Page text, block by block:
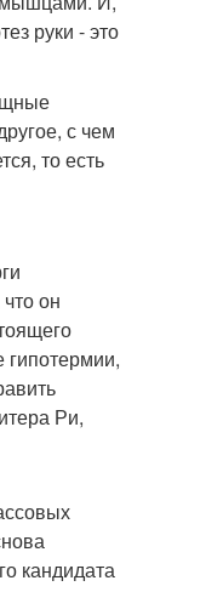
руки - это
с чем
то есть
он
Ри,
кандидата